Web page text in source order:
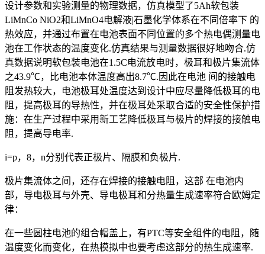
设计参数和实验测量的物理数据，仿真模型了5Ah软包装
LiMnCo NiO2和LiMnO4电解液|石墨化学体系在不同倍率下 的
热效应，并通过布置在电池表面不同位置的多个热电偶测量电
池在工作状态的温度变化.仿真结果与测量数据很好地吻合.仿
真数据说明软包装电池在1.5C电流放电时，极耳和极片集流体
之43.9℃，比电池本体温度高出8.7℃.因此在电池 间的接触电
阻发热较大，电池极耳处温度达到设计中应尽量降低极耳的电
阻，提高极耳的导热性，并在极耳处采取合适的安全性保护措
施：在生产过程中采用新工艺降低极耳与极片的焊接的接触电
阻，提高导电率.
i=p，8，n分别代表正极片、隔膜和负极片.
极片集流体之间，还存在焊接的接触电阻，这部 在电池内
部，导电极耳与外壳、导电极耳和分热量生成速率符合欧姆定
律：
在一些圆柱电池的组合帽盖上，有PTC等安全组件的电阻，随
温度变化而变化，在热模拟中也要考虑这部分的热生成速率.